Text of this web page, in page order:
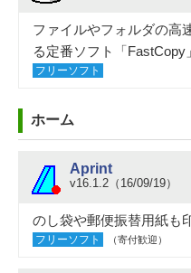
ファイルやフォルダの高
る定番ソフト「FastCopy
フリーソフト
ホーム
Aprint
v16.1.2（16/09/19）
のし袋や郵便振替用紙も
フリーソフト （寄付歓迎）